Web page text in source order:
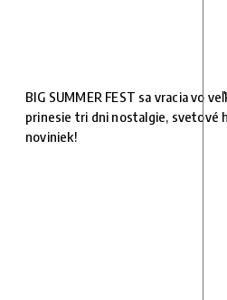
BIG SUMMER FEST sa vracia vo
prinesie tri dni nostalgie, svetové
noviniek!